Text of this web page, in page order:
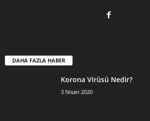
DAHA FAZLA HABER
Korona Virüsü Nedir?
3 Nisan 2020